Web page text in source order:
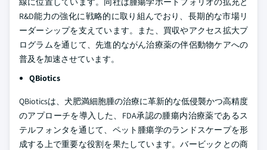
R&D能力の強化に戦略的に取り組んでおり、長期的な市場リ
ーダーシップを支えています。また、買収やアクセス拡大プ
ログラムを通じて、先進的ながん治療薬の伴侶動物ケアへの
普及を加速させています。
QBiotics
QBioticsは、犬肥満細胞腫の治療に革新的な低侵襲かつ高精度
のアプローチを導入した、FDA承認の腫瘍内治療薬であるス
テルフォンタを通じて、ペット腫瘍学のランドスケープを形
成する上で重要な役割を果たしています。バービックとの商